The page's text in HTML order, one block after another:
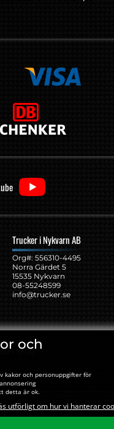
och
kakor och personuppgifter för
detta är ok.
utförligt om hur vi hanterar
Trucker i Nykvarn AB
Org#: ‍556310-4495
Norra Gärdet 5
15535 Nykvarn
08-55248599
info@trucker.se
- 17:00